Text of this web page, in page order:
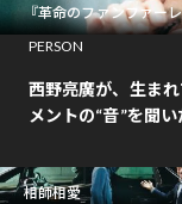
『革命のファンファー
PERSON
西野亮廣が、生ま
メントの“音”を聞
相師相愛